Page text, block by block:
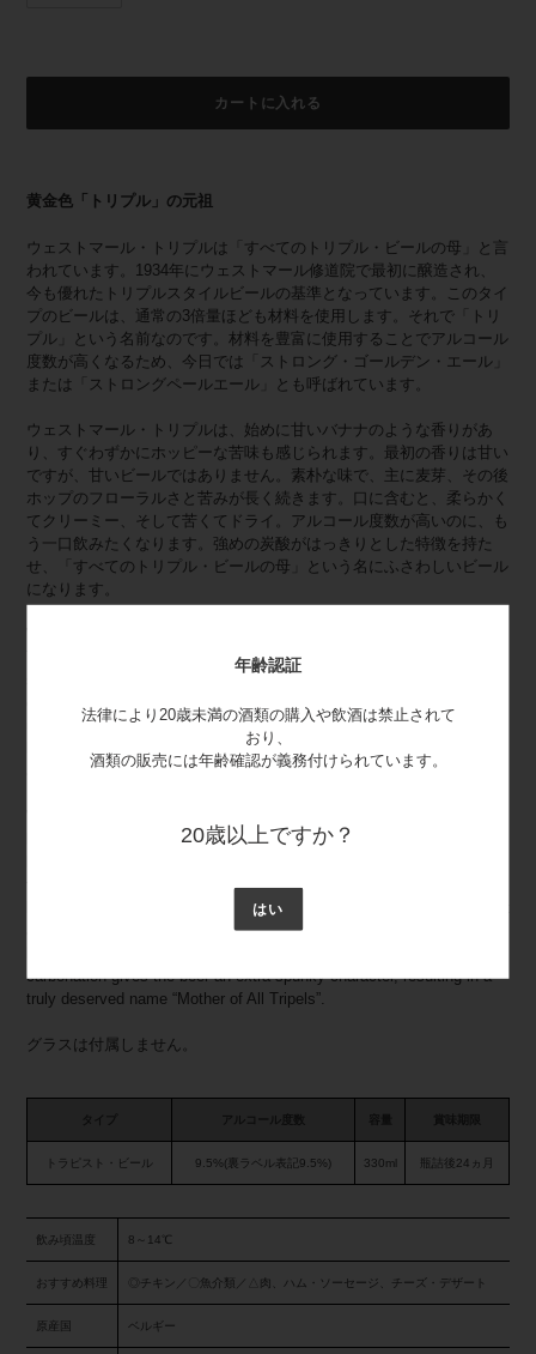
年齢認証
法律により20歳未満の酒類の購入や飲酒は禁止されて
おり、
酒類の販売には年齢確認が義務付けられています。
20歳以上ですか？
はい
カートに入れる
ト
商
品
を
追
加
す
る
黄金色「トリプル」の元祖
ウェストマール・トリプルは「すべてのトリプル・ビールの母」と言
われています。1934年にウェストマール修道院で最初に醸造され、
今も優れたトリプルスタイルビールの基準となっています。このタイ
プのビールは、通常の3倍量ほども材料を使用します。それで「トリ
プル」という名前なのです。材料を豊富に使用することでアルコール
度数が高くなるため、今日では「ストロング・ゴールデン・エール」
または「ストロングペールエール」とも呼ばれています。
ウェストマール・トリプルは、始めに甘いバナナのような香りがあ
り、すぐわずかにホッピーな苦味も感じられます。最初の香りは甘い
ですが、甘いビールではありません。素朴な味で、主に麦芽、その後
ホップのフローラルさと苦みが長く続きます。口に含むと、柔らかく
てクリーミー、そして苦くてドライ。アルコール度数が高いのに、も
う一口飲みたくなります。強めの炭酸がはっきりとした特徴を持た
せ、「すべてのトリプル・ビールの母」という名にふさわしいビール
になります。
This type of beer was first brewed in Westmalle Abbey in 1934 and
still serves as the norm to brew a good tripel-style beer. For this sort
usual; hence the name “tripel”. The abundant use of the ingredients
leads to a higher alcohol percentage. That is why today the style is
also referred to as “strong golden ale” or “strong pale ale”.
banana aroma, but also immediately kicks in a with subtle hoppy
the taste is predominantly earthy and malty with the floral and
bitterness of the hops lingering around until long in the aftertaste. Soft
and creamy in the mouth, with a bitter and dry feel, Westmalle Tripel
carbonation gives the beer an extra spunky character, resulting in a
truly deserved name “Mother of All Tripels”.
グラスは付属しません。
トラピスト・ビール 9.5%(裏ラベル表記9.5%) 330ml 瓶詰後24ヵ月
飲み頃温度 8～14℃
おすすめ料理 ◎チキン／〇魚介類／△肉、ハム・ソーセージ、チーズ・デザート
原産国 ベルギー